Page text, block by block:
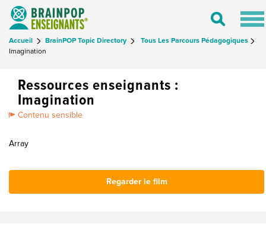
Toggle
Accueil BrainPOP Topic Directory
Tous Les Parcours Pédagogiques
Imagination
Ressources enseignants :
Imagination
Contenu sensible
Array
Regarder le film